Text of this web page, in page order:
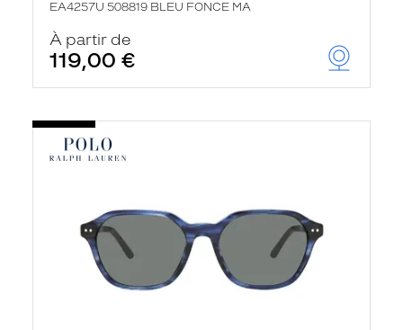
EA4257U 508819 BLEU FONCE MA
À partir de
119,00 €